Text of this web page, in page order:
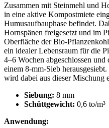
Zusammen mit Steinmehl und
in eine aktive Kompostmiete
Humusaufbauphase befindet.
Hornspänen freigesetzt und im
Oberfläche der Bio-
ein idealer Lebensraum für die
4–6 Wochen abgeschlossen
einem 8-mm-Sieb
wird dabei aus dieser Mischung
Siebung: 8 mm
Schüttgewicht: 0,6 to/m³
Anwendung: